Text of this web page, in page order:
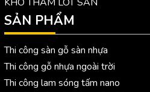
KHO THẢM LÓT SÀN
SẢN PHẨM
Thi công sàn gỗ sàn nhựa
Thi công gỗ nhựa ngoài trời
Thi công lam sóng tấm nano